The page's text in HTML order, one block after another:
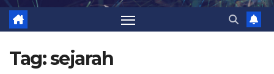
Tag:sejarah